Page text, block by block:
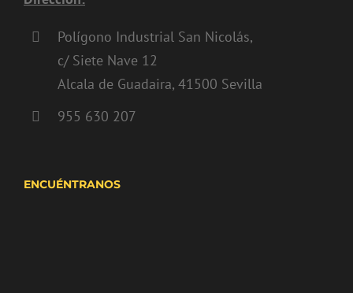
Polígono Industrial San Nicolás,
c/ Siete Nave 12
Alcala de Guadaira, 41500 Sevilla
955 630 207
ENCUÉNTRANOS